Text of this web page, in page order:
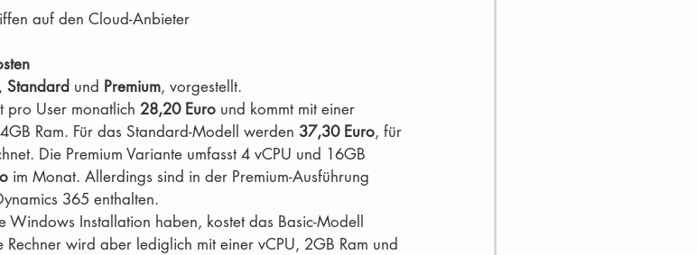
auf den Cloud-Anbieter
, Standard und Premium, vorgestellt.
pro User monatlich 28,20 Euro und kommt mit einer
Ram. Für das Standard-Modell werden 37,30 Euro, für
Die Premium Variante umfasst 4 vCPU und 16GB
im Monat. Allerdings sind in der Premium-Ausführung
365 enthalten.
Windows Installation haben, kostet das Basic-Modell
wird aber lediglich mit einer vCPU, 2GB Ram und